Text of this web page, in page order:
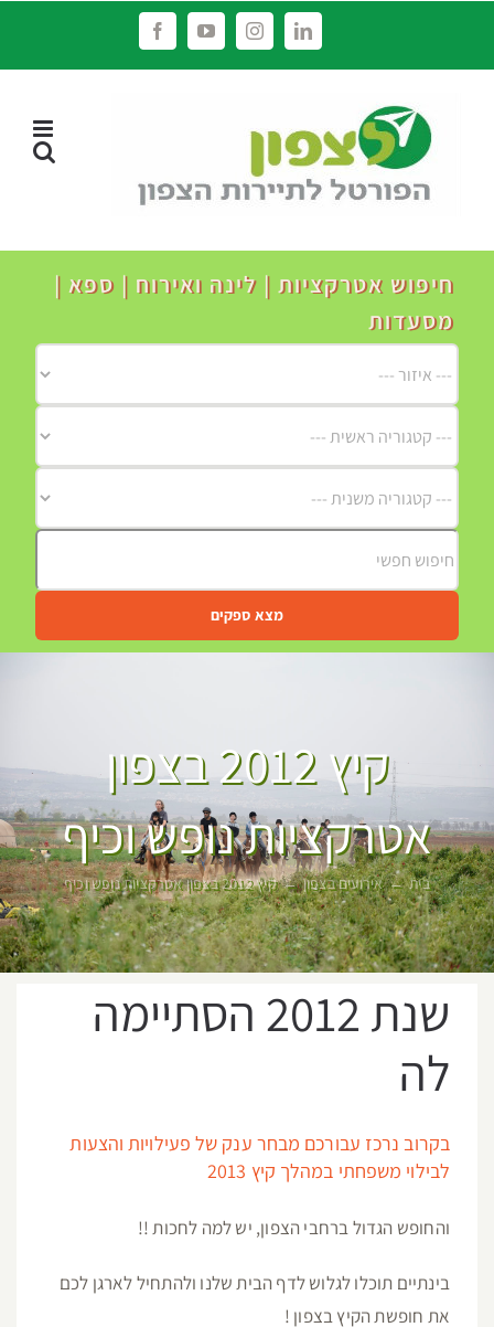
LinkedIn
Instagram
YouTube
Facebook
חיפוש אטרקציות | לינה ואירוח | ספא |
מסעדות
מצא ספקים
קיץ 2012 בצפון
אטרקציות נופש וכיף
בית אירועים בצפון קיץ 2012 בצפון אטרקציות נופש וכיף
שנת 2012 הסתיימה
לה
בקרוב נרכז עבורכם מבחר ענק של פעילויות והצעות
לבילוי משפחתי במהלך קיץ 2013
והחופש הגדול ברחבי הצפון, יש למה לחכות !!
בינתיים תוכלו לגלוש לדף הבית שלנו ולהתחיל לארגן לכם
את חופשת הקיץ בצפון !